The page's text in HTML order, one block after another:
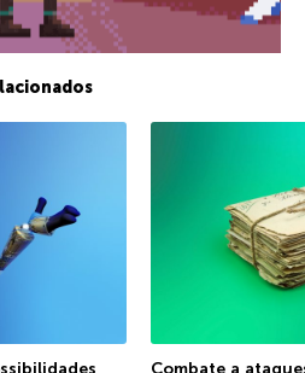
Combate a